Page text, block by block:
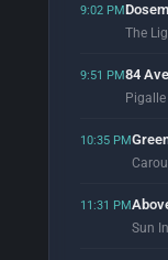
9:02 PM
The
9:51 PM84
10:35 PM
11:31 PM
Sun